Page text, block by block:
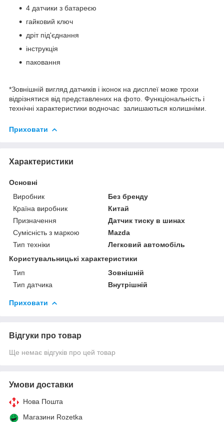
4 датчики з батареєю
гайковий ключ
дріт під'єднання
інструкція
паковання
*Зовнішній вигляд датчиків і іконок на дисплеї може трохи
відрізнятися від представлених на фото. Функціональність і
технічні характеристики водночас залишаються колишніми.
Приховати
Характеристики
Основні
Виробник
Без бренду
Країна виробник
Китай
Призначення
Датчик тиску в шинах
Сумісність з маркою
Mazda
Тип техніки
Легковий автомобіль
Користувальницькі характеристики
Тип
Зовнішній
Тип датчика
Внутрішній
Приховати
Відгуки про товар
Ще немає відгуків про цей товар
Умови доставки
Нова Пошта
Магазини Rozetka